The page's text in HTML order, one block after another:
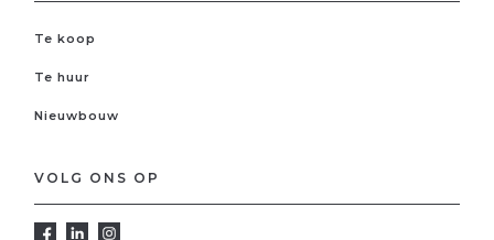
Te koop
Te huur
Nieuwbouw
VOLG ONS OP